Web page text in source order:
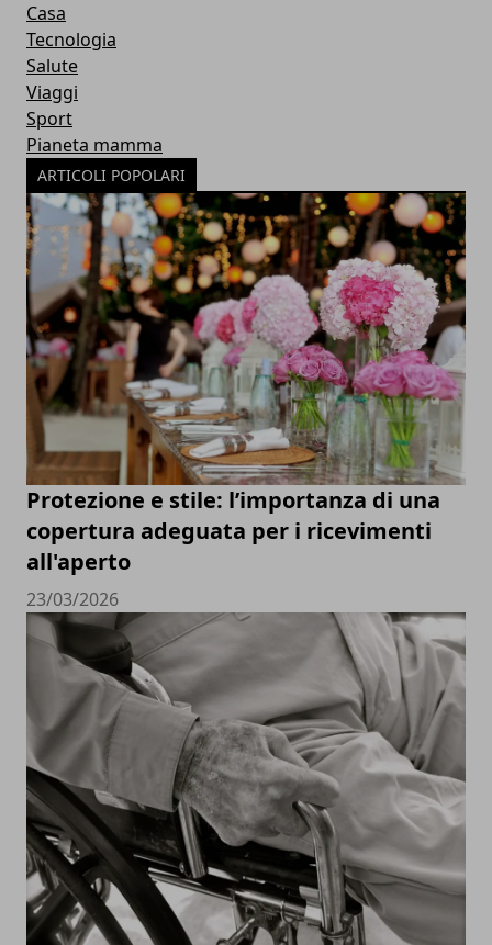
Casa
Tecnologia
Salute
Viaggi
Sport
Pianeta mamma
ARTICOLI POPOLARI
Protezione e stile: l’importanza di una
copertura adeguata per i ricevimenti
all'aperto
23/03/2026